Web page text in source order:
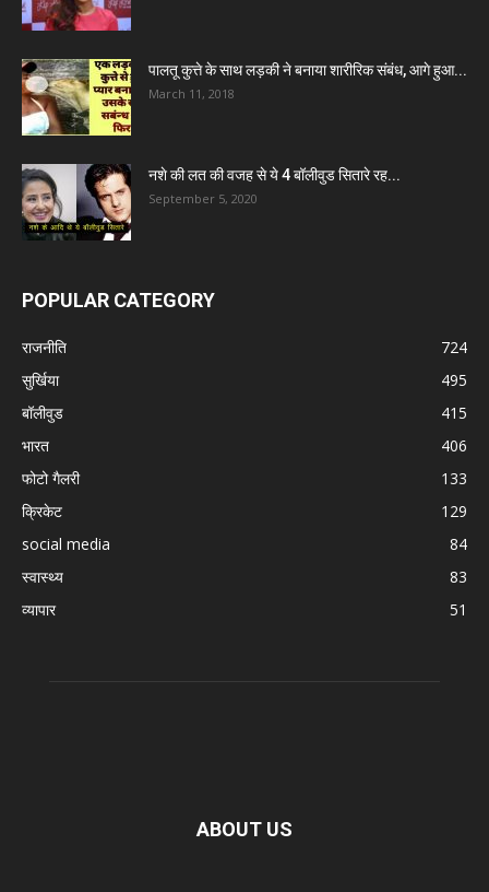
पालतू कुत्ते के साथ लड़की ने बनाया शारीरिक संबंध, आगे हुआ...
March 11, 2018
नशे की लत की वजह से ये 4 बॉलीवुड सितारे रह...
September 5, 2020
POPULAR CATEGORY
राजनीति
724
सुर्खिया
495
बॉलीवुड
415
भारत
406
फोटो गैलरी
133
क्रिकेट
129
social media
84
स्वास्थ्य
83
व्यापार
51
ABOUT US